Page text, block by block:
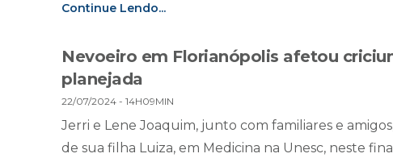
Continue Lendo...
Nevoeiro em Florianópolis afetou
planejada
22/07/2024 - 14H09MIN
Jerri e Lene Joaquim, junto com familiares e
de sua filha Luiza, em Medicina na Unesc, neste